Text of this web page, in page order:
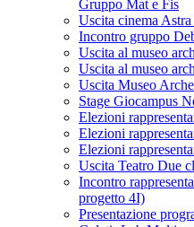
Gruppo Mat e Fis
Uscita cinema
Incontro gruppo
Uscita al museo
Uscita al museo
Uscita Museo
Stage Giocampus
Elezioni
Elezioni
Elezioni
Uscita Teatro Due
Incontro
progetto 4I)
Presentazione